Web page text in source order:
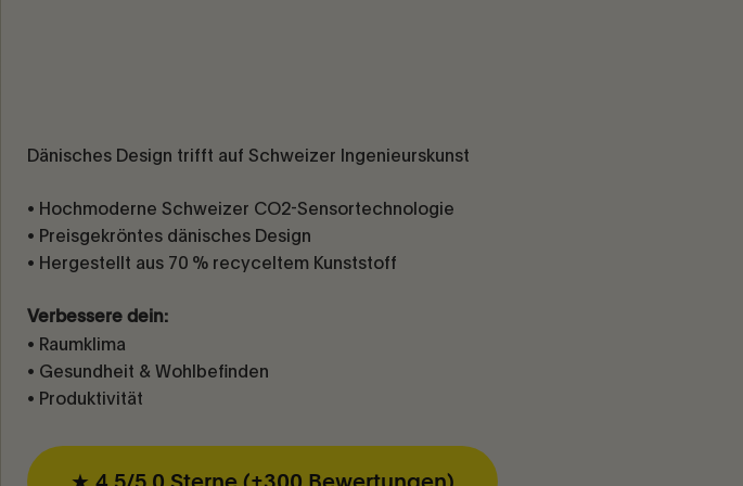
Dänisches Design trifft auf Schweizer Ingenieurskunst
• Hochmoderne Schweizer CO2-Sensortechnologie
• Preisgekröntes dänisches Design
• Hergestellt aus 70 % recyceltem Kunststoff
Verbessere dein:
• Raumklima
• Gesundheit & Wohlbefinden
• Produktivität